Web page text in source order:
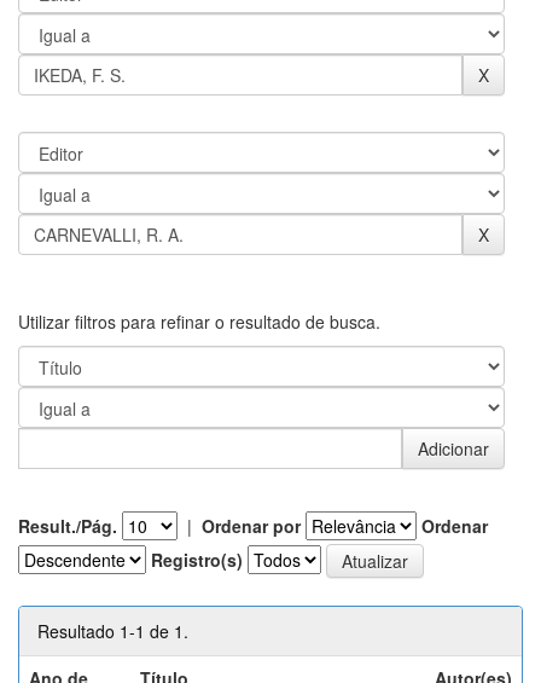
Utilizar filtros para refinar o resultado de busca.
Result./Pág. | Ordenar por
Ordenar
Registro(s)
Resultado 1-1 de 1.
Ano de
Título Autor(es)